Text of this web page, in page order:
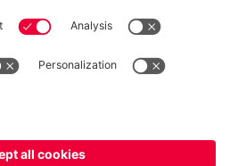
Privacy
dei cookie
e spese di spedizione escluse
München AG
per consegnare lì!